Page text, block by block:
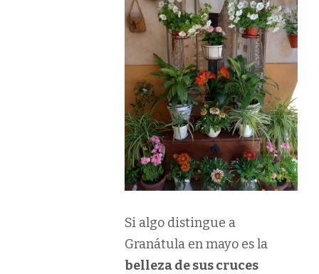
Si algo distingue a
Granátula en mayo es la
belleza de sus cruces